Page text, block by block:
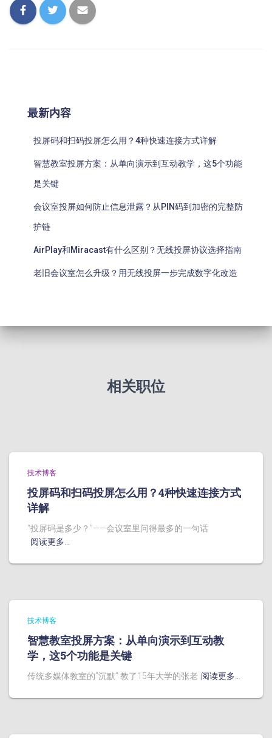
最新内容
投屏码和扫码投屏怎么用？4种快速连接方式详解
智慧教室投屏方案：从单向演示到互动教学，这5个功能
是关键
会议室投屏如何防止信息泄露？从PIN码到加密的完整防
护链
AirPlay和Miracast有什么区别？无线投屏协议选择指南
老旧会议室怎么升级？用无线投屏一步完成数字化改造
相关职位
技术博客
投屏码和扫码投屏怎么用？4种快速连接方式
详解
“投屏码是多少？”——会议室里问得最多的一句话
阅读更多…
技术博客
智慧教室投屏方案：从单向演示到互动教
学，这5个功能是关键
传统多媒体教室的”沉默” 教了15年大学的张老 阅读更多…